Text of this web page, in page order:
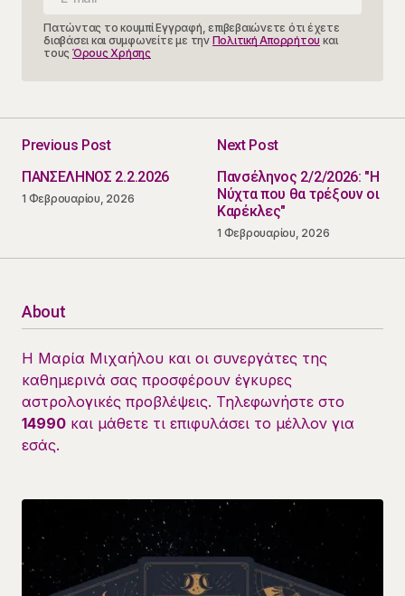
Πατώντας το κουμπί Εγγραφή, επιβεβαιώνετε ότι έχετε
διαβάσει και συμφωνείτε με την Πολιτική Απορρήτου και
τους Όρους Χρήσης
Previous Post
ΠΑΝΣΕΛΗΝΟΣ 2.2.2026
1 Φεβρουαρίου, 2026
Next Post
Πανσέληνος 2/2/2026: "Η
Νύχτα που θα τρέξουν οι
Καρέκλες"
1 Φεβρουαρίου, 2026
About
Η Μαρία Μιχαήλου και οι συνεργάτες της
καθημερινά σας προσφέρουν έγκυρες
αστρολογικές προβλέψεις. Τηλεφωνήστε στο
14990 και μάθετε τι επιφυλάσει το μέλλον για
εσάς.